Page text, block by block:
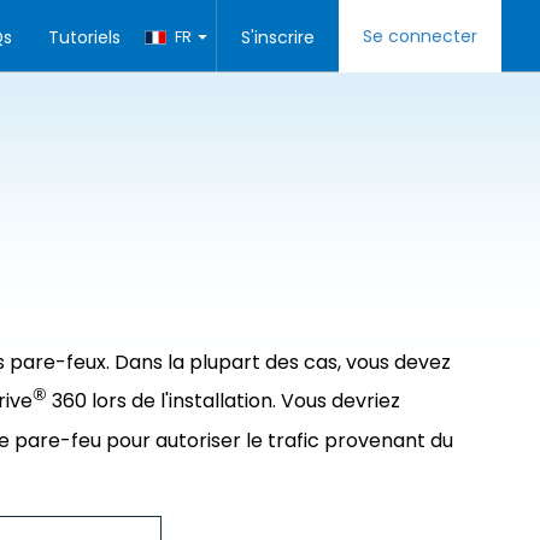
S'inscrire Se connecter
FR
Tutoriels
feux. Dans la plupart des cas, vous devez
® 360 lors de l'installation. Vous devriez
pare-feu pour autoriser le trafic provenant du